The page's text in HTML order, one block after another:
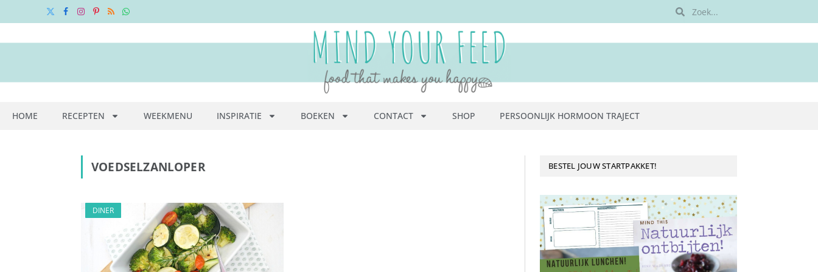
X
FacebookInstagram
Pinterest
RSSWhatsApp
HOME RECEPTEN WEEKMENU INSPIRATIE BOEKEN CONTACT SHOP PERSOONLIJK HORMOON TRAJECT
VOEDSELZANLOPER
DINER
BESTEL JOUW STARTPAKKET!